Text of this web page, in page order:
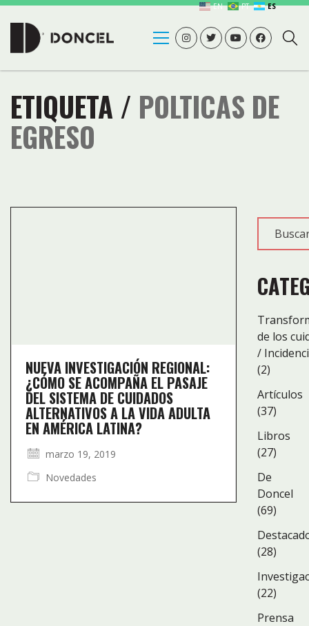
ETIQUETA / POLTICAS DE
EGRESO
NUEVA INVESTIGACIÓN REGIONAL:
¿CÓMO SE ACOMPAÑA EL PASAJE
DEL SISTEMA DE CUIDADOS
ALTERNATIVOS A LA VIDA ADULTA
EN AMÉRICA LATINA?
marzo 19, 2019
Novedades
de los
/
(2)
Artículos
(37)
Libros
(27)
De
Doncel
(69)
(28)
(22)
Prensa
EN PT ES